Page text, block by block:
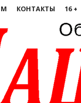
КОНТАКТЫ 16 +